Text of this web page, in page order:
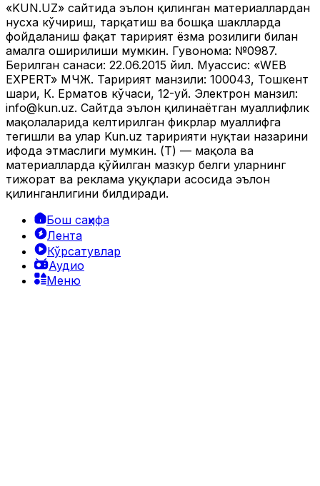
«KUN.UZ» сайтида эълон қилинган материаллардан
нусха кўчириш, тарқатиш ва бошқа шаклларда
фойдаланиш фақат таҳририят ёзма розилиги билан
амалга оширилиши мумкин. Гувоҳнома: №0987.
Берилган санаси: 22.06.2015 йил. Муассис: «WEB
EXPERT» МЧЖ. Таҳририят манзили: 100043, Тошкент
шаҳри, К. Ерматов кўчаси, 12-уй. Электрон манзил:
info@kun.uz. Сайтда эълон қилинаётган муаллифлик
мақолаларида келтирилган фикрлар муаллифга
тегишли ва улар Kun.uz таҳририяти нуқтаи назарини
ифода этмаслиги мумкин. (Т) — мақола ва
материалларда қўйилган мазкур белги уларнинг
тижорат ва реклама ҳуқуқлари асосида эълон
қилинганлигини билдиради.
Бош саҳифа
Лента
Кўрсатувлар
Аудио
Меню